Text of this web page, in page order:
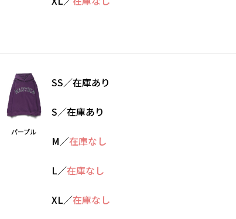
パープル
SS／在庫あり
S／在庫あり
M／在庫なし
L／在庫なし
XL／在庫なし